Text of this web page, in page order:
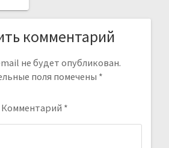
комментарий
не будет опубликован.
поля помечены *
Комментарий *